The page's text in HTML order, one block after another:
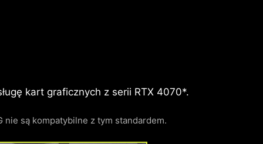
kart graficznych z serii RTX 4070*.
nie są kompatybilne z tym standardem.